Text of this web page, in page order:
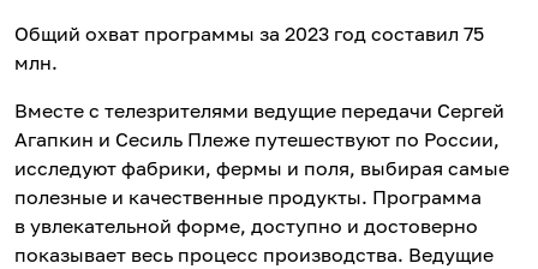
Общий охват программы за 2023 год составил 75
млн.
Вместе с телезрителями ведущие передачи Сергей
Агапкин и Сесиль Плеже путешествуют по России,
исследуют фабрики, фермы и поля, выбирая самые
полезные и качественные продукты. Программа
в увлекательной форме, доступно и достоверно
показывает весь процесс производства. Ведущие